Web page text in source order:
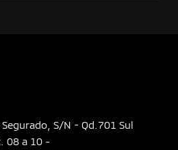
S/N - Qd.701 Sul
08 a 10 -